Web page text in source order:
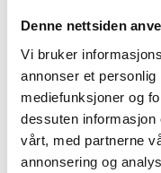
Denne nettsiden
Vi bruker
annonser et
mediefunksjoner og
dessuten informasjon
vårt, med partnerne
annonsering og
Bestillingvare
Produktet kan lages i
har ikke mulighet til å
dine ønsker.
Spesialtilpasningav